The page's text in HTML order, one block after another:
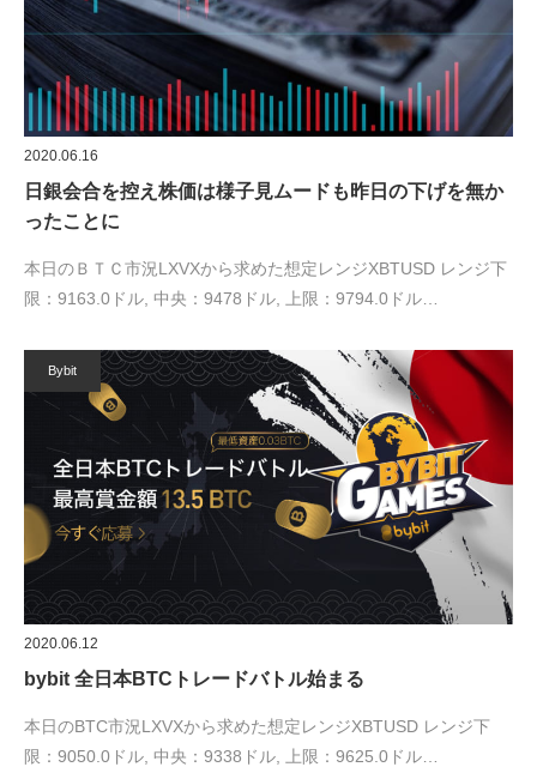
2020.06.16
日銀会合を控え株価は様子見ムードも昨日の下げを無か
ったことに
本日のＢＴＣ市況LXVXから求めた想定レンジXBTUSD レンジ下
限：9163.0ドル, 中央：9478ドル, 上限：9794.0ドル…
Bybit
2020.06.12
bybit 全日本BTCトレードバトル始まる
本日のBTC市況LXVXから求めた想定レンジXBTUSD レンジ下
限：9050.0ドル, 中央：9338ドル, 上限：9625.0ドル…